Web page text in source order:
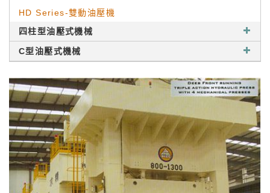
HD Series-雙動油壓機
四柱型油壓式機械
C型油壓式機械